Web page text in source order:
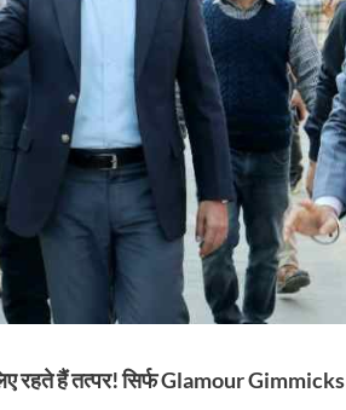
रहते हैं तत्पर! सिर्फ Glamour Gimmicks